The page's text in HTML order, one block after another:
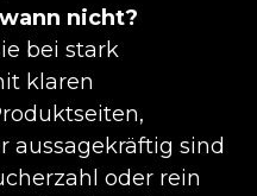
nicht?
bei stark
klaren
aussagekräftig sind
oder rein